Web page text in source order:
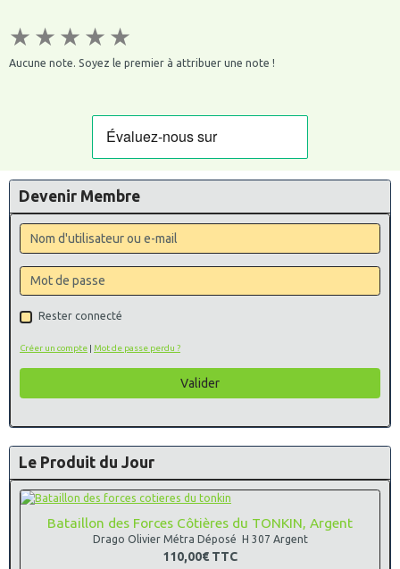
★ ★ ★ ★ ★
Aucune note. Soyez le premier à attribuer une note !
Devenir Membre
Rester connecté
Créer un compte | Mot de passe perdu ?
Valider
Le Produit du Jour
Bataillon des Forces Côtières du TONKIN, Argent
Drago Olivier Métra Déposé H 307 Argent
110,00€ TTC